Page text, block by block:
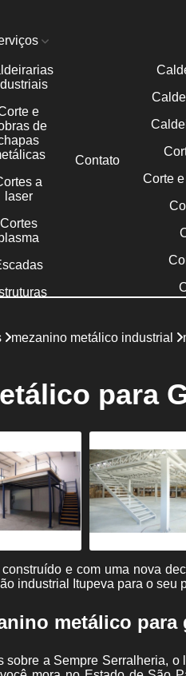
e
de
a
laser
Cortes
corpos
de
Pisos
Contato
Corte
mezanino metálico industrial
para
e com uma nova
industrial Itupeva para o seu
metálico
sobre a Sempre Serralheria,